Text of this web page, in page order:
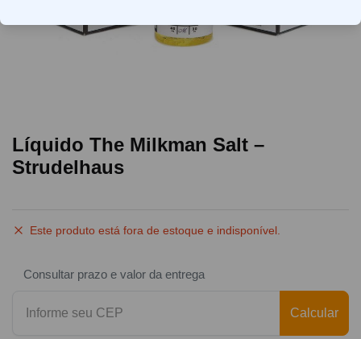
Líquido The Milkman Salt –
Strudelhaus
Este produto está fora de estoque e indisponível.
Consultar prazo e valor da entrega
Calcular